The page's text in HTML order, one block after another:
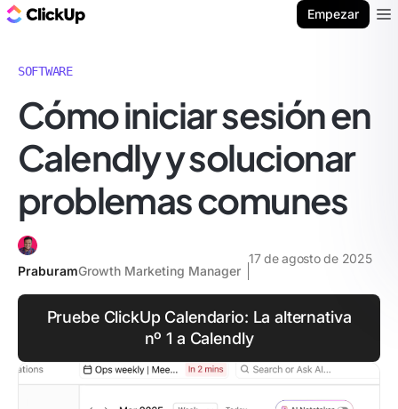
Empezar
SOFTWARE
Cómo iniciar sesión en
Calendly y solucionar
problemas comunes
PraburamGrowth Marketing Manager
17 de agosto de 2025
Pruebe ClickUp Calendario: La alternativa
nº 1 a Calendly